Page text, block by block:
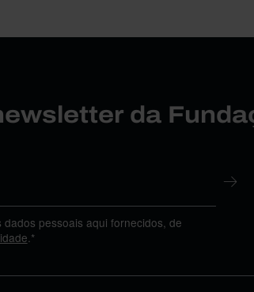
da
pessoais aqui fornecidos, de
.*